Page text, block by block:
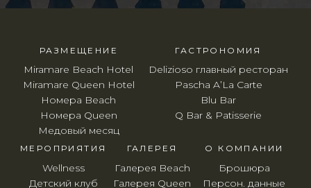
РАЗМЕЩЕНИЕ
Miramare Beach Hotel
Miramare Queen Hotel
Номера Beach
Номера Queen
Медовый месяц
ГАСТРОНОМИЯ
Delizioso главный ресторан
Pascha A’La Carte
Blu Bar
Q Bar & Patisserie
МЕРОПРИЯТИЯ
Wellness
Детский клуб
O КОМПАНИИ
Брошюра
Персон. данные
ГАЛЕРЕЯ
Галерея Beach
Галерея Queen